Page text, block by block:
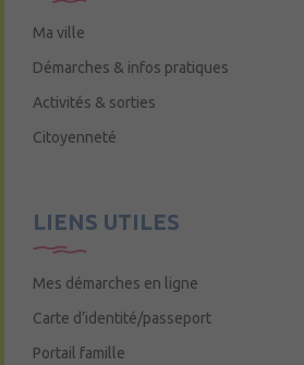
Ma ville
Démarches & infos pratiques
Activités & sorties
Citoyenneté
LIENS UTILES
Mes démarches en ligne
Carte d’identité/passeport
Portail famille